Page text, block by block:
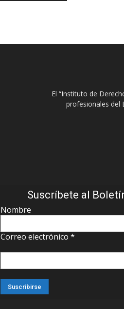
El “Instituto de
profesionales del
Suscríbete al
Nombre
Correo electrónico *